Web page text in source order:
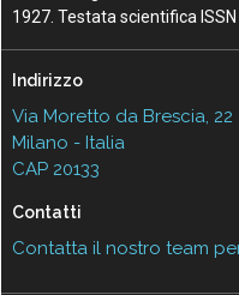
1927. Testata scientifica
Indirizzo
Via Moretto da Brescia, 22
Milano - Italia
CAP 20133
Contatti
Contatta il nostro team